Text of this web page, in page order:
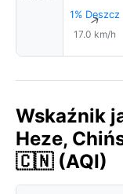
1% Deszcz
↑
17.0 km/h
Wskaźnik
Heze,
🇨🇳 (AQI)